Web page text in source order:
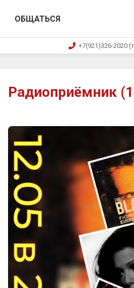
ОБЩАТЬСЯ
+7(921)326-2020
Радиоприёмник